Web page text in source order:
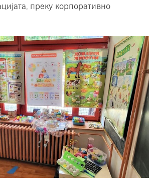
преку корпоративно